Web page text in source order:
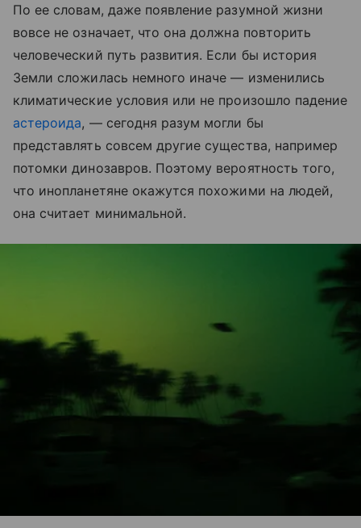
По ее словам, даже появление разумной жизни
вовсе не означает, что она должна повторить
человеческий путь развития. Если бы история
Земли сложилась немного иначе — изменились
климатические условия или не произошло падение
астероида, — сегодня разум могли бы
представлять совсем другие существа, например
потомки динозавров. Поэтому вероятность того,
что инопланетяне окажутся похожими на людей,
она считает минимальной.